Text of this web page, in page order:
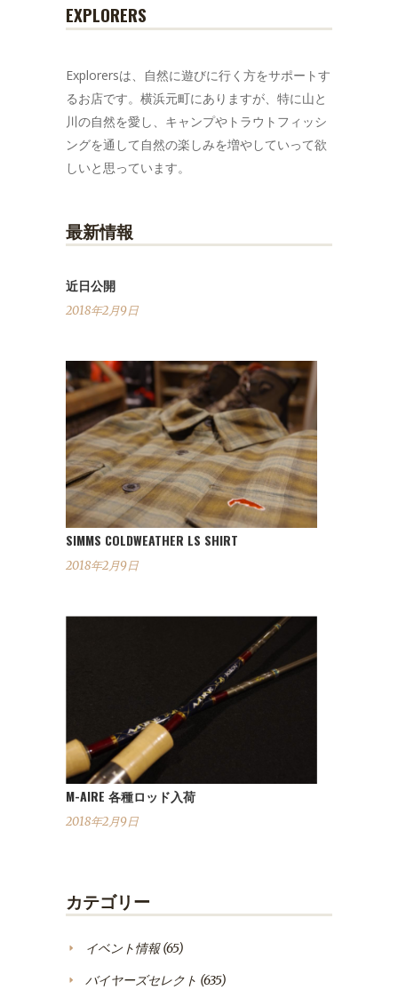
EXPLORERS
Explorersは、自然に遊びに行く方をサポートす
るお店です。横浜元町にありますが、特に山と
川の自然を愛し、キャンプやトラウトフィッシ
ングを通して自然の楽しみを増やしていって欲
しいと思っています。
最新情報
近日公開
2018年2月9日
SIMMS COLDWEATHER LS SHIRT
2018年2月9日
M-AIRE 各種ロッド入荷
2018年2月9日
カテゴリー
イベント情報(65)
バイヤーズセレクト (635)